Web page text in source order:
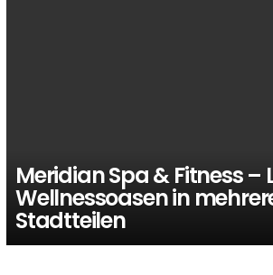
Meridian Spa & Fitness –
Wellnessoasen in
Stadtteilen